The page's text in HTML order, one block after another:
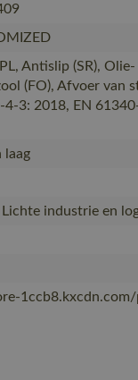
Antislip (SR), Olie-
(FO), Afvoer van
4-3: 2018, EN
laag
industrie en